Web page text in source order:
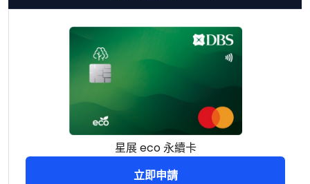
星展 eco 永續卡
立即申請